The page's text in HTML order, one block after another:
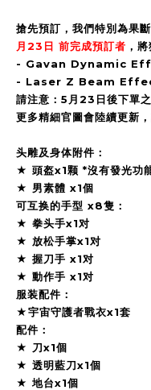
搶先預訂，我們特別為果
月23日 前完成預訂者 ，
- Gavan Dynamic
- Laser Z Beam
請注意：5月23日後下單
更多精細官圖會陸續更新
头雕及身体附件：
★ 頭盔x1颗 *沒有發光功
★ 男素體 x1個
可互换的手型 x8隻：
★ 拳头手x1对
★ 放松手掌x1对
★ 握刀手 x1对
★ 動作手 x1对
服装配件：
★宇宙守護者戰衣x1套
配件：
★ 刀x1個
★ 透明藍刀x1個
★ 地台x1個